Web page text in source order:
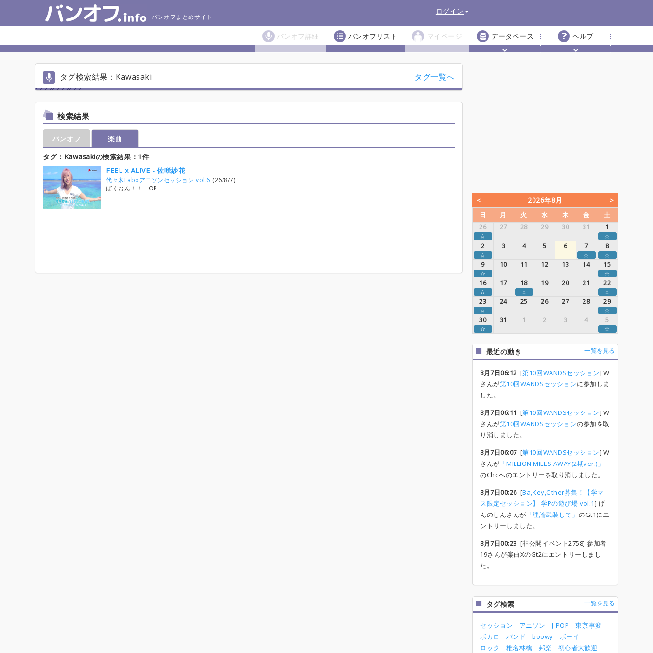
バンオフまとめサイト
ログイン
バンオフ詳細 バンオフリスト マイページ データベース ヘルプ
タグ検索結果：Kawasaki タグ一覧へ
検索結果
バンオフ
楽曲
タグ：Kawasakiの検索結果：1件
FEEL x ALIVE - 佐咲紗花
代々木Laboアニソンセッション vol.6 (26/8/7)
ばくおん！！ OP
2026年8月
日 月 火 水 木 金
土
26
27 28 29 30 31 1
☆ ☆
2 3 4 5 6 7 8
☆ ☆ ☆
9 10 11 12 13 14 15
☆ ☆
16 17 18 19 20 21 22
☆ ☆ ☆
23 24 25 26 27 28 29
☆ ☆
30 31 1 2 3 4 5
☆ ☆
最近の動き 一覧を見る
8月7日06:12 [第10回WANDSセッション] W
さんが第10回WANDSセッションに参加しま
した。
8月7日06:11 [第10回WANDSセッション] W
さんが第10回WANDSセッションの参加を取
り消しました。
8月7日06:07[第10回WANDSセッション] W
さんが 「MILLION MILES AWAY(2期ver.)」
のChoへのエントリーを取り消しました。
8月7日00:26[Ba,Key,Other募集！【学マ
ス限定セッション】 学Pの遊び場 vol.1] げ
んのしんさんが 「理論武装して」のGt1にエ
ントリーしました。
8月7日00:23 [非公開イベント2758] 参加者
19さんが楽曲XのGt2にエントリーしまし
た。
タグ検索 一覧を見る
セッション アニソン J-POP
東京事変
ボカロ
バンド boowy
ボーイ
ロック
椎名林檎 邦楽 初心者大歓迎